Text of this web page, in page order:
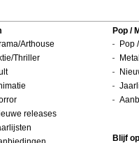
Arthouse
Thriller
releases
Pop /
Pop
Blijf